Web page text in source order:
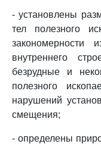
- установлены
тел полезного
закономерности
внутреннего
безрудные и
полезного
нарушений
смещения;
- определены